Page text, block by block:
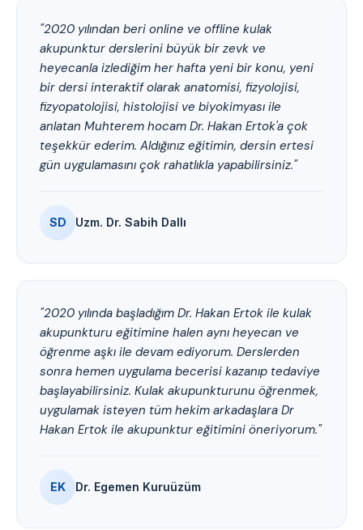
"2020 yılından beri online ve offline kulak
akupunktur derslerini büyük bir zevk ve
heyecanla izlediğim her hafta yeni bir konu, yeni
bir dersi interaktif olarak anatomisi, fizyolojisi,
fizyopatolojisi, histolojisi ve biyokimyası ile
anlatan Muhterem hocam Dr. Hakan Ertok'a çok
teşekkür ederim. Aldığınız eğitimin, dersin ertesi
gün uygulamasını çok rahatlıkla yapabilirsiniz."
SD Uzm. Dr. Sabih Dallı
"2020 yılında başladığım Dr. Hakan Ertok ile kulak
akupunkturu eğitimine halen aynı heyecan ve
öğrenme aşkı ile devam ediyorum. Derslerden
sonra hemen uygulama becerisi kazanıp tedaviye
başlayabilirsiniz. Kulak akupunkturunu öğrenmek,
uygulamak isteyen tüm hekim arkadaşlara Dr
Hakan Ertok ile akupunktur eğitimini öneriyorum."
EK Dr. Egemen Kuruüzüm